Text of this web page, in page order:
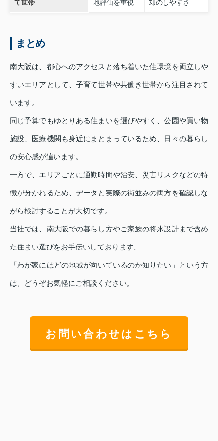
て世帯
地評価を重視
却のしやすさ
まとめ
南大阪は、都心へのアクセスと落ち着いた住環境を両立しや
すいエリアとして、子育て世帯や共働き世帯から注目されて
います。
同じ予算でもゆとりある住まいを選びやすく、公園や買い物
施設、医療機関も身近にまとまっているため、日々の暮らし
の安心感が違います。
一方で、エリアごとに通勤時間や治安、災害リスクなどの特
徴が分かれるため、データと実際の街並みの両方を確認しな
がら検討することが大切です。
当社では、南大阪での暮らし方やご家族の将来設計まで含め
た住まい選びをお手伝いしております。
「わが家にはどの地域が向いているのか知りたい」という方
は、どうぞお気軽にご相談ください。
お問い合わせはこちら